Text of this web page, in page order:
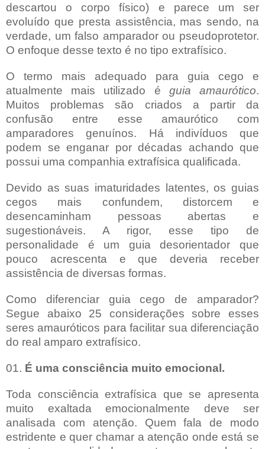
descartou o corpo físico) e parece um ser
evoluído que presta assistência, mas sendo, na
verdade, um falso amparador ou pseudoprotetor.
O enfoque desse texto é no tipo extrafísico.
O termo mais adequado para guia cego e
atualmente mais utilizado é guia amaurótico.
Muitos problemas são criados a partir da
confusão entre esse amaurótico com
amparadores genuínos. Há indivíduos que
podem se enganar por décadas achando que
possui uma companhia extrafísica qualificada.
Devido as suas imaturidades latentes, os guias
cegos mais confundem, distorcem e
desencaminham pessoas abertas e
sugestionáveis. A rigor, esse tipo de
personalidade é um guia desorientador que
pouco acrescenta e que deveria receber
assistência de diversas formas.
Como diferenciar guia cego de amparador?
Segue abaixo 25 considerações sobre esses
seres amauróticos para facilitar sua diferenciação
do real amparo extrafísico.
01. É uma consciência muito emocional.
Toda consciência extrafísica que se apresenta
muito exaltada emocionalmente deve ser
analisada com atenção. Quem fala de modo
estridente e quer chamar a atenção onde está se